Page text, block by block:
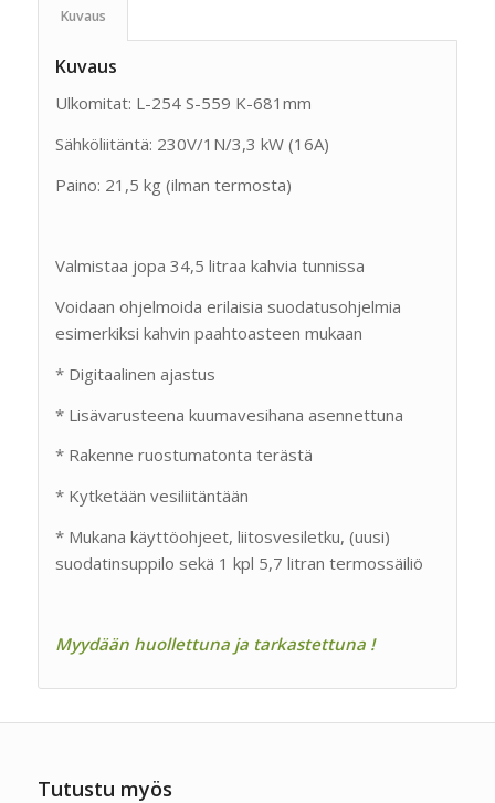
Kuvaus
Kuvaus
Ulkomitat: L-254 S-559 K-681mm
Sähköliitäntä: 230V/1N/3,3 kW (16A)
Paino: 21,5 kg (ilman termosta)
Valmistaa jopa 34,5 litraa kahvia tunnissa
Voidaan ohjelmoida erilaisia suodatusohjelmia
esimerkiksi kahvin paahtoasteen mukaan
* Digitaalinen ajastus
* Lisävarusteena kuumavesihana asennettuna
* Rakenne ruostumatonta terästä
* Kytketään vesiliitäntään
* Mukana käyttöohjeet, liitosvesiletku, (uusi)
suodatinsuppilo sekä 1 kpl 5,7 litran termossäiliö
Myydään huollettuna ja tarkastettuna !
Tutustu myös